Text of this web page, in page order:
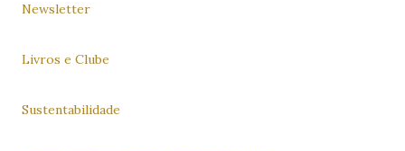
Newsletter
Livros e Clube
Sustentabilidade